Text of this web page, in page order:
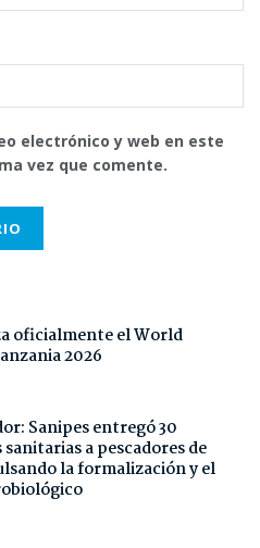
electrónico y web en este
vez que comente.
oficialmente el World
2026
Sanipes entregó 30
a pescadores de
la formalización y el